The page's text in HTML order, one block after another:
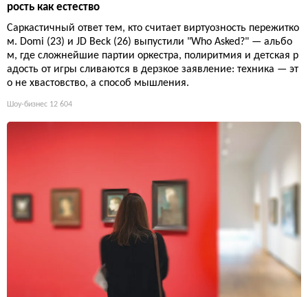
рость как естество
Саркастичный ответ тем, кто считает виртуозность пережитко
м. Domi (23) и JD Beck (26) выпустили "Who Asked?" — альбо
м, где сложнейшие партии оркестра, полиритмия и детская р
адость от игры сливаются в дерзкое заявление: техника — эт
о не хвастовство, а способ мышления.
Шоу-бизнес 12 604